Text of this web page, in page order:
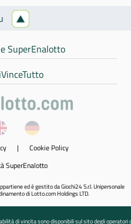
SuperEnalotto
| Cookie Policy
SuperEnalotto
ed è gestito da Giochi24 S.r.l. Unipersonale
di Lotto.com Holdings LTD.
di vincita sono disponibili sul sito degli operatori